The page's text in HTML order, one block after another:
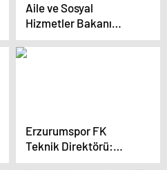
Aile ve Sosyal
Hizmetler Bakanı
Erzurum’a ziyaret
gerçekleştirdi
Erzurumspor FK
Teknik Direktörü:
Kocaelispor maçı çok